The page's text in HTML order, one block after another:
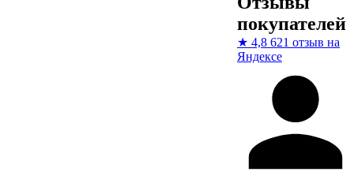
покупателей
★ 4,8 621 отзыв на
Яндексе